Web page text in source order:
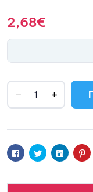
2,68€
r
Facebook
Twitter